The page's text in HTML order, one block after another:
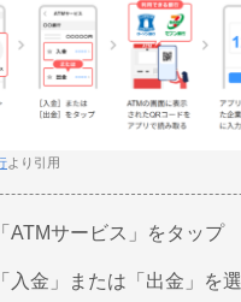
より引用
「ATMサービス」をタップ
「入金」または「出金」を